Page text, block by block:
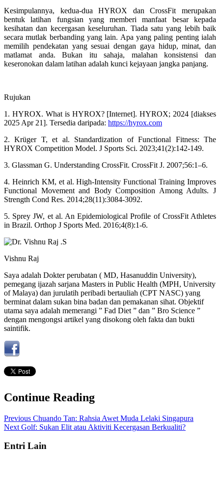
Kesimpulannya, kedua-dua HYROX dan CrossFit merupakan
bentuk latihan fungsian yang memberi manfaat besar kepada
kesihatan dan kecergasan keseluruhan. Tiada satu yang lebih baik
secara mutlak berbanding yang lain. Apa yang paling penting ialah
memilih pendekatan yang sesuai dengan gaya hidup, minat, dan
matlamat anda. Bukan itu sahaja, malahan konsistensi dan
keseronokan dalam latihan adalah kunci kejayaan jangka panjang.
Rujukan
1. HYROX. What is HYROX? [Internet]. HYROX; 2024 [diakses
2025 Apr 21]. Tersedia daripada: https://hyrox.com
2. Krüger T, et al. Standardization of Functional Fitness: The
HYROX Competition Model. J Sports Sci. 2023;41(2):142-149.
3. Glassman G. Understanding CrossFit. CrossFit J. 2007;56:1–6.
4. Heinrich KM, et al. High-Intensity Functional Training Improves
Functional Movement and Body Composition Among Adults. J
Strength Cond Res. 2014;28(11):3084-3092.
5. Sprey JW, et al. An Epidemiological Profile of CrossFit Athletes
in Brazil. Orthop J Sports Med. 2016;4(8):1-6.
Vishnu Raj
Saya adalah Dokter perubatan ( MD, Hasanuddin University),
pemegang ijazah sarjana Masters in Public Health (MPH, University
of Malaya) dan jurulatih peribadi bertauliah (CPT NASC) yang
berminat dalam sukan bina badan dan pemakanan sihat. Objektif
utama saya adalah memerangi ” Fad Diet ” dan ” Bro Science ”
dengan mengongsi artikel yang disokong oleh fakta dan bukti
saintifik.
Continue Reading
Previous Chuando Tan: Rahsia Awet Muda Lelaki Singapura
Next Golf: Sukan Elit atau Aktiviti Kecergasan Berkualiti?
Entri Lain